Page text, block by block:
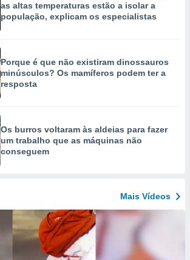
as altas temperaturas estão a isolar a
população, explicam os especialistas
Porque é que não existiram dinossauros
minúsculos? Os mamíferos podem ter a
resposta
Os burros voltaram às aldeias para fazer
um trabalho que as máquinas não
conseguem
Mais Vídeos